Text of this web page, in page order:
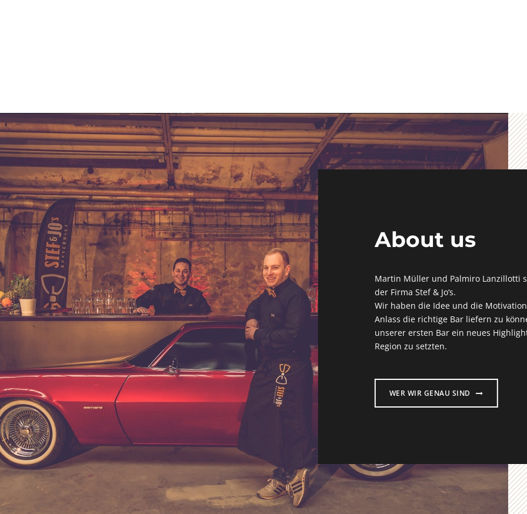
About us
Martin Müller und Palmiro Lanzillotti
der Firma Stef & Jo‘s.
Wir haben die Idee und die
Anlass die richtige Bar liefern zu
unserer ersten Bar ein neues
Region zu setzten.
WER WIR GENAU SIND